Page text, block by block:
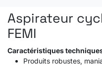
Aspirateur
FEMI
Caractéristiques
Produits robustes,